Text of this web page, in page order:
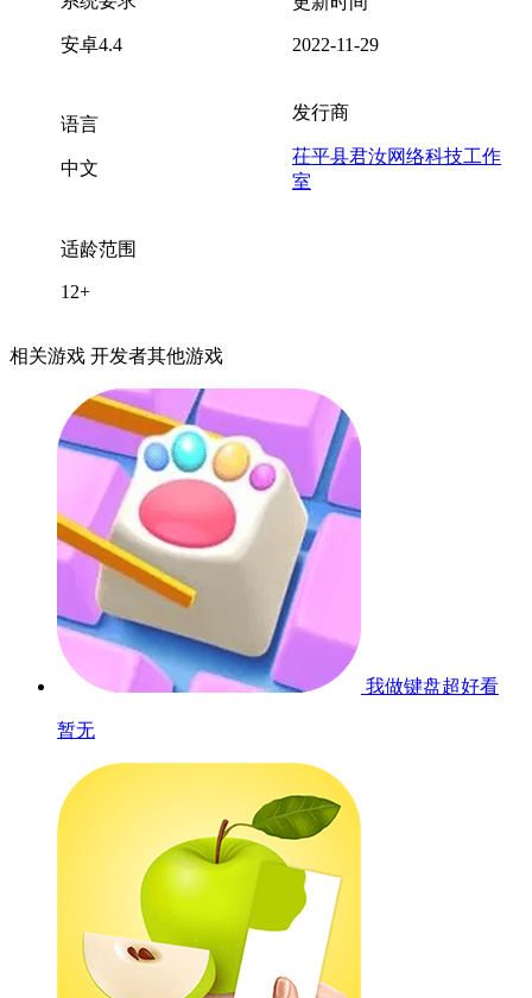
安卓4.4 2022-11-29
语言
中文
发行商
茌平县君汝网络科技工作
室
适龄范围
12+
相关游戏 开发者其他游戏
我做键盘超好看
暂无